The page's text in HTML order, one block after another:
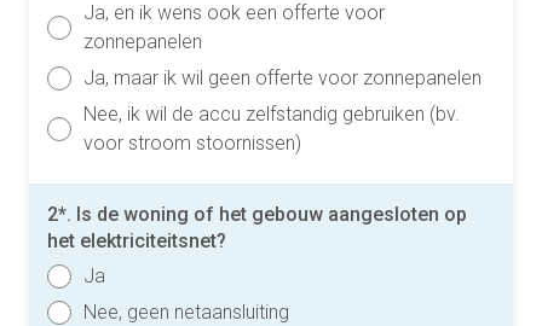
Ja, en ik wens ook een offerte voor
zonnepanelen
Ja, maar ik wil geen offerte voor zonnepanelen
Nee, ik wil de accu zelfstandig gebruiken (bv.
voor stroom stoornissen)
2*. Is de woning of het gebouw aangesloten op
het elektriciteitsnet?
Ja
Nee, geen netaansluiting